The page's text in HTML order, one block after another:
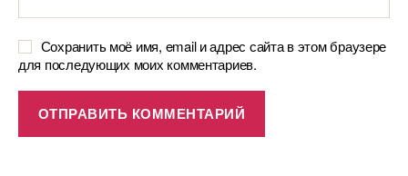
Сохранить моё имя, email и адрес сайта в этом браузере
для последующих моих комментариев.